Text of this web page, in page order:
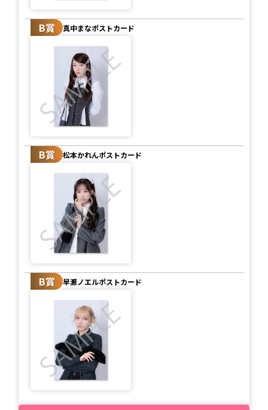
B賞 真中まなポストカード
B賞 松本かれんポストカード
B賞 早瀬ノエルポストカード